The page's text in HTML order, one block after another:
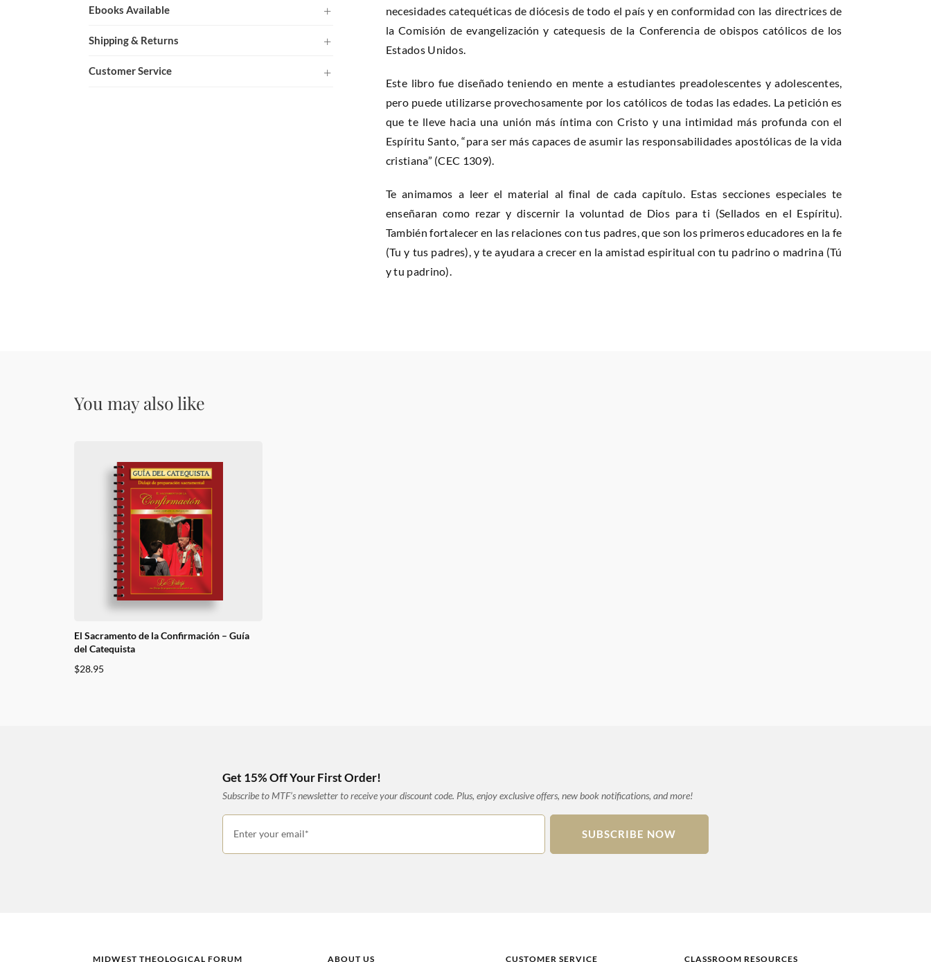
Ebooks Available
Shipping & Returns
Customer Service
necesidades catequéticas de diócesis de todo el país y en conformidad con las directrices de
la Comisión de evangelización y catequesis de la Conferencia de obispos católicos de los
Estados Unidos.
Este libro fue diseñado teniendo en mente a estudiantes preadolescentes y adolescentes,
pero puede utilizarse provechosamente por los católicos de todas las edades. La petición es
que te lleve hacia una unión más íntima con Cristo y una intimidad más profunda con el
Espíritu Santo, “para ser más capaces de asumir las responsabilidades apostólicas de la vida
cristiana” (CEC 1309).
Te animamos a leer el material al final de cada capítulo. Estas secciones especiales te
enseñaran como rezar y discernir la voluntad de Dios para ti (Sellados en el Espíritu).
También fortalecer en las relaciones con tus padres, que son los primeros educadores en la fe
(Tu y tus padres), y te ayudara a crecer en la amistad espiritual con tu padrino o madrina (Tú
y tu padrino).
You may also like
El Sacramento de la Confirmación – Guía
del Catequista
$28.95
Get 15% Off Your First Order!
Subscribe to MTF’s newsletter to receive your discount code. Plus, enjoy exclusive offers, new book notifications, and more!
Enter your email* SUBSCRIBE NOW
MIDWEST THEOLOGICAL FORUM ABOUT US CUSTOMER SERVICE CLASSROOM RESOURCES